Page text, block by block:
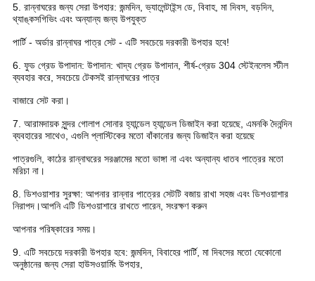
5. রান্নাঘরের জন্য সেরা উপহার: জন্মদিন, ভ্যালেন্টাইন্স ডে, বিবাহ, মা দিবস, বড়দিন,
থ্যাঙ্কসগিভিং এবং অন্যান্য জন্য উপযুক্ত
পার্টি - অর্ডার রান্নাঘর পাত্র সেট - এটি সবচেয়ে দরকারী উপহার হবে!
6. ফুড গ্রেড উপাদান: উপাদান: খাদ্য গ্রেড উপাদান, শীর্ষ-গ্রেড 304 স্টেইনলেস স্টীল
ব্যবহার করে, সবচেয়ে টেকসই রান্নাঘরের পাত্র
বাজারে সেট করা।
7. আরামদায়ক সুন্দর গোলাপ সোনার হ্যান্ডেল হ্যান্ডেল ডিজাইন করা হয়েছে, এমনকি দৈনন্দিন
ব্যবহারের সাথেও, এগুলি প্লাস্টিকের মতো বাঁকানোর জন্য ডিজাইন করা হয়েছে
পাত্রগুলি, কাঠের রান্নাঘরের সরঞ্জামের মতো ভাঙ্গা না এবং অন্যান্য ধাতব পাত্রের মতো
মরিচা না।
8. ডিশওয়াশার সুরক্ষা: আপনার রান্নার পাত্রের সেটটি বজায় রাখা সহজ এবং ডিশওয়াশার
নিরাপদ।আপনি এটি ডিশওয়াশারে রাখতে পারেন, সংরক্ষণ করুন
আপনার পরিষ্কারের সময়।
9. এটি সবচেয়ে দরকারী উপহার হবে: জন্মদিন, বিবাহের পার্টি, মা দিবসের মতো যেকোনো
অনুষ্ঠানের জন্য সেরা হাউসওয়ার্মিং উপহার,